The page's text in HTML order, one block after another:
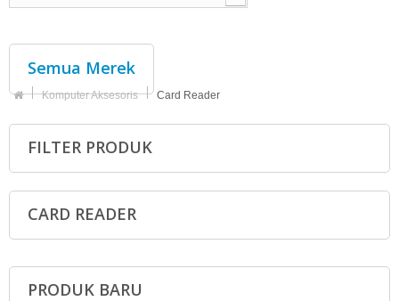
Semua Merek
Komputer Aksesoris Card Reader
FILTER PRODUK
CARD READER
PRODUK BARU